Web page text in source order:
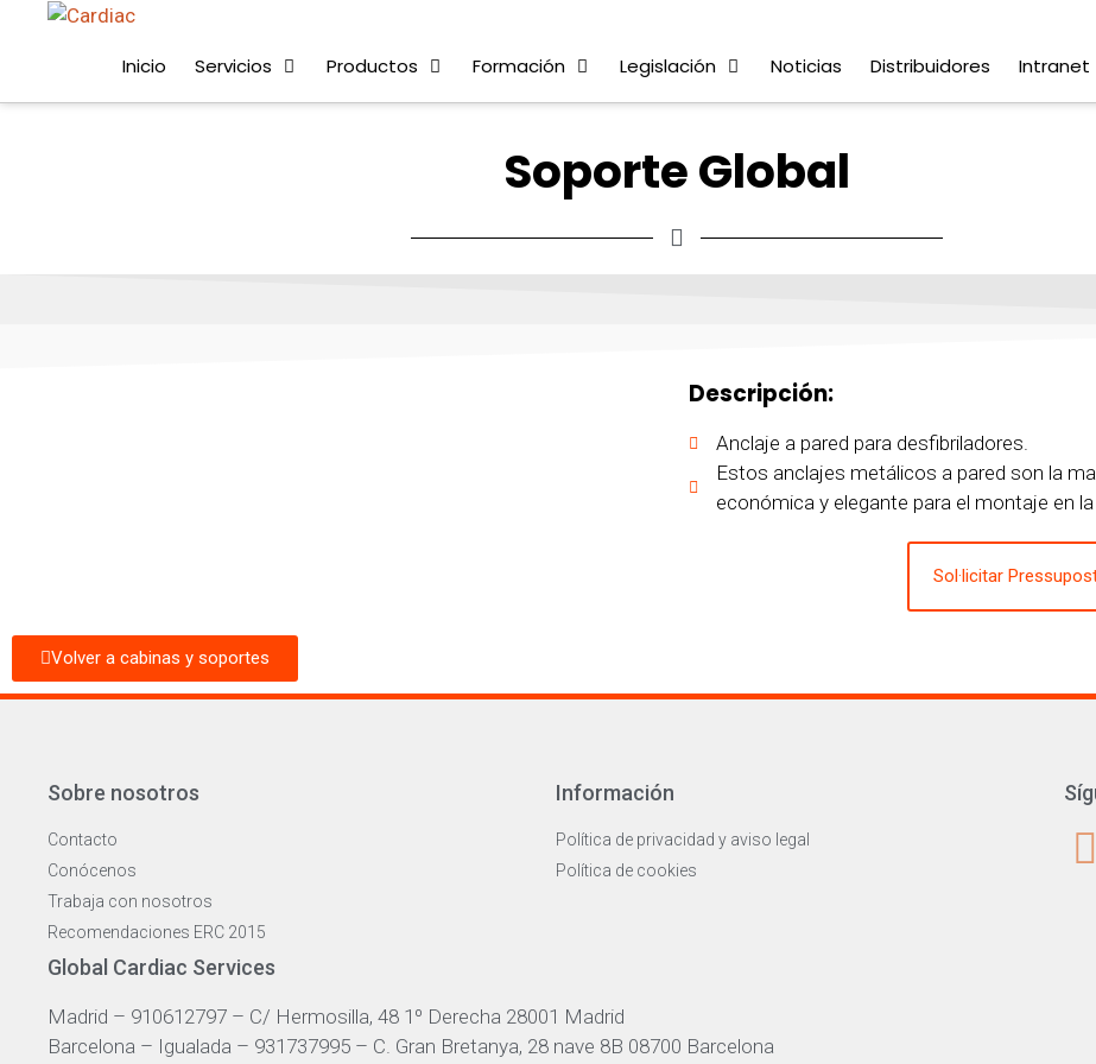
Inicio Servicios Productos Formación Legislación Noticias Distribuidores Intranet
Soporte Global
Descripción:
Anclaje a pared para desfibriladores.
Estos anclajes metálicos a pared son la
económica y elegante para el montaje en
Sol·licitar
Volver a cabinas y soportes
Sobre nosotros
Contacto
Conócenos
Trabaja con nosotros
Recomendaciones ERC 2015
Información
Política de privacidad y aviso legal
Política de cookies
Global Cardiac Services
Madrid – 910612797 – C/ Hermosilla, 48 1º Derecha 28001 Madrid
Barcelona – Igualada – 931737995 – C. Gran Bretanya, 28 nave 8B 08700 Barcelona